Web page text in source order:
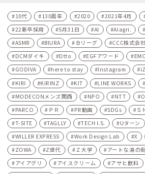
10代 130周年 2020 2021年4月
22新卒採用
5月31日 AI AIagri.
ASMR
BIURA Ｂリーグ CCC株式会
DCMダイキ
Dtto EGFアワード
GODIVA
here to stay Instagram
KIRI
KIRINZ KIT LINE WORKS
MODECONメンズ関西
NPO NTT
PARCO
ＰＲ PR動画 SDGs Ｓ
T-SITE
TAGLLY TECH I.S. Uターン
WILLER EXPRESS
Work Design Lab X
ZOWA
Z世代 Ｚ大学
アートな湯の
アイアグリ
アイスクリーム アサヒ飲料